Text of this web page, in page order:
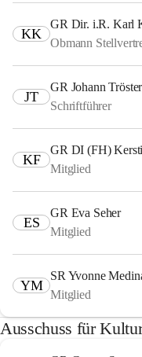
KK
GR Dir. i.R. Karl
Obmann
JT
GR Johann
Schriftführer
KF
GR DI (FH)
Mitglied
ES
GR Eva Seher
Mitglied
YM
SR Yvonne
Mitglied
Ausschuss für